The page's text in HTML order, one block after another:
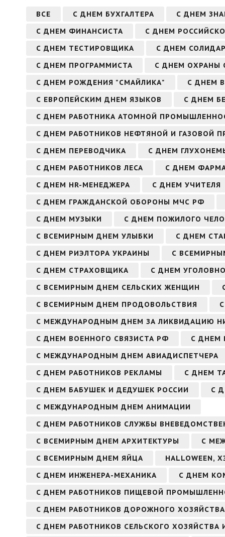
ВСЕ С ДНЕМ БУХГАЛТЕРА
С ДНЕМ
С ДНЕМ ФИНАНСИСТА
С ДНЕМ
С ДНЕМ ТЕСТИРОВЩИКА
С ДНЕМ
С ДНЕМ ПРОГРАММИСТА
С ДНЕМ ОХРАНЫ
С ДНЕМ РОЖДЕНИЯ "СМАЙЛИКА"
С ДНЕМ
С ЕВРОПЕЙСКИМ ДНЕМ ЯЗЫКОВ
С ДНЕМ
С ДНЕМ РАБОТНИКА АТОМНОЙ
С ДНЕМ РАБОТНИКОВ НЕФТЯНОЙ И ГАЗОВОЙ
С ДНЕМ ПЕРЕВОДЧИКА
С ДНЕМ
С ДНЕМ РАБОТНИКОВ ЛЕСА
С ДНЕМ
С ДНЕМ HR-МЕНЕДЖЕРА
С ДНЕМ УЧИТЕЛЯ
С ДНЕМ ГРАЖДАНСКОЙ ОБОРОНЫ МЧС РФ
С ДНЕМ МУЗЫКИ
С ДНЕМ ПОЖИЛОГО
С ВСЕМИРНЫМ ДНЕМ УЛЫБКИ
С ДНЕМ
С ДНЕМ РИЭЛТОРА УКРАИНЫ
С
С ДНЕМ СТРАХОВЩИКА
С ДНЕМ
С ВСЕМИРНЫМ ДНЕМ СЕЛЬСКИХ ЖЕНЩИН
С ВСЕМИРНЫМ ДНЕМ ПРОДОВОЛЬСТВИЯ
С МЕЖДУНАРОДНЫМ ДНЕМ ЗА ЛИКВИДАЦИЮ
С ДНЕМ ВОЕННОГО СВЯЗИСТА РФ
С ДНЕМ
С МЕЖДУНАРОДНЫМ ДНЕМ АВИАДИСПЕТЧЕРА
С ДНЕМ РАБОТНИКОВ РЕКЛАМЫ
С ДНЕМ
С ДНЕМ БАБУШЕК И ДЕДУШЕК РОССИИ
С
С МЕЖДУНАРОДНЫМ ДНЕМ АНИМАЦИИ
С ДНЕМ РАБОТНИКОВ СЛУЖБЫ
С ВСЕМИРНЫМ ДНЕМ АРХИТЕКТУРЫ
С
С ВСЕМИРНЫМ ДНЕМ ЯЙЦА
HALLOWEEN,
С ДНЕМ ИНЖЕНЕРА-МЕХАНИКА
С ДНЕМ
С ДНЕМ РАБОТНИКОВ ПИЩЕВОЙ
С ДНЕМ РАБОТНИКОВ ДОРОЖНОГО ХОЗЯЙСТВА
С ДНЕМ РАБОТНИКОВ СЕЛЬСКОГО